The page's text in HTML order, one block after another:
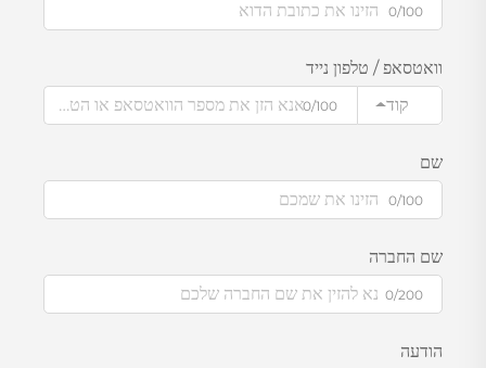
0/100
וואטסאפ / טלפון נייד
קוד
0/100
שם
0/100
שם החברה
0/200
הודעה